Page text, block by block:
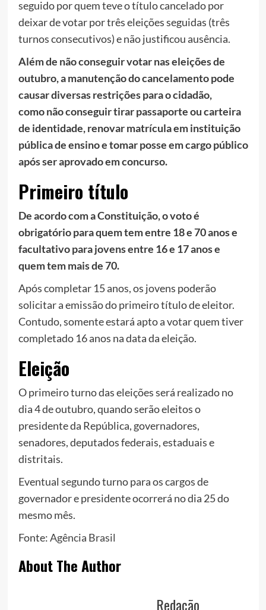
seguido por quem teve o título cancelado por
deixar de votar por três eleições seguidas (três
turnos consecutivos) e não justificou ausência.
Além de não conseguir votar nas eleições de
outubro, a manutenção do cancelamento pode
causar diversas restrições para o cidadão,
como não conseguir tirar passaporte ou carteira
de identidade, renovar matrícula em instituição
pública de ensino e tomar posse em cargo público
após ser aprovado em concurso.
Primeiro título
De acordo com a Constituição, o voto é
obrigatório para quem tem entre 18 e 70 anos e
facultativo para jovens entre 16 e 17 anos e
quem tem mais de 70.
Após completar 15 anos, os jovens poderão
solicitar a emissão do primeiro título de eleitor.
Contudo, somente estará apto a votar quem tiver
completado 16 anos na data da eleição.
Eleição
O primeiro turno das eleições será realizado no
dia 4 de outubro, quando serão eleitos o
presidente da República, governadores,
senadores, deputados federais, estaduais e
distritais.
Eventual segundo turno para os cargos de
governador e presidente ocorrerá no dia 25 do
mesmo mês.
Fonte:Agência Brasil
About The Author
Redação